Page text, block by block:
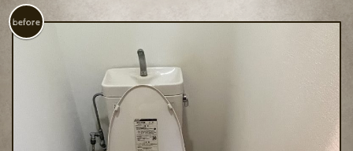
before